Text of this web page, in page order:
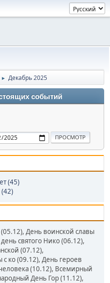
► Декабрь 2025
событий
(45)
(42)
День воинской славы
святого Нико (06.12),
(07.12),
ко (09.12), День героев
(10.12), Всемирный
День Гор (11.12),